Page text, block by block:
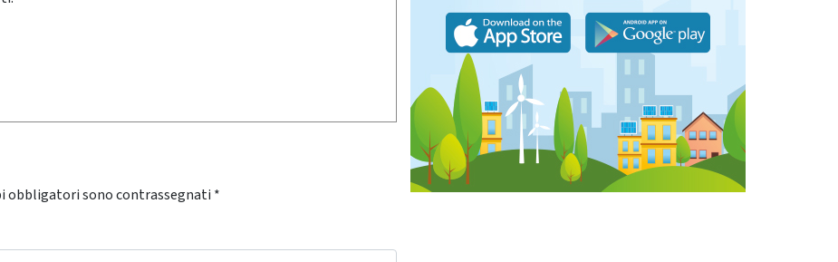
obbligatori sono contrassegnati *